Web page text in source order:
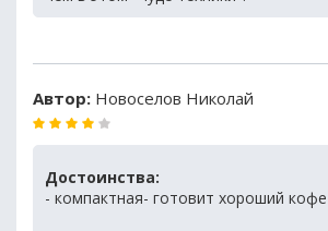
Автор: Новоселов Николай
Достоинства:
- компактная- готовит хороший кофе